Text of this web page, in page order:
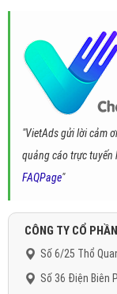
"VietAds gửi lời cảm
quảng cáo trực tuyến
FAQPage"
CÔNG TY CỔ
Số 6/25 Thổ
Số 36 Điện Biên